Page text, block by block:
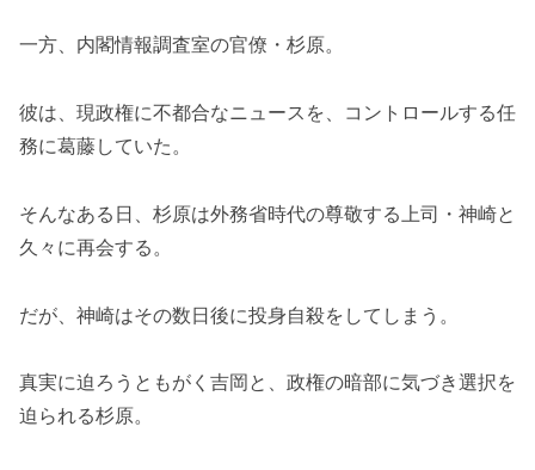
一方、内閣情報調査室の官僚・杉原。
彼は、現政権に不都合なニュースを、コントロールする任
務に葛藤していた。
そんなある日、杉原は外務省時代の尊敬する上司・神崎と
久々に再会する。
だが、神崎はその数日後に投身自殺をしてしまう。
真実に迫ろうともがく吉岡と、政権の暗部に気づき選択を
迫られる杉原。